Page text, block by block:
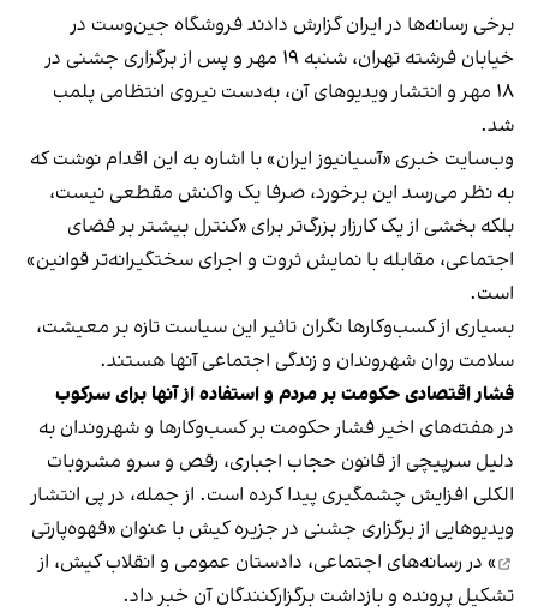
برخی رسانه‌ها در ایران گزارش دادند فروشگاه جین‌وست در
خیابان فرشته تهران، شنبه ۱۹ مهر و پس از برگزاری جشنی در
۱۸ مهر و انتشار ویدیوهای آن، به‌دست نیروی انتظامی پلمب
شد.
وب‌سایت خبری «آسیانیوز ایران» با اشاره به این اقدام نوشت که
به نظر می‌رسد این برخورد، صرفا یک واکنش مقطعی نیست،
بلکه بخشی از یک کارزار بزرگ‌تر برای «کنترل بیشتر بر فضای
اجتماعی، مقابله با نمایش ثروت و اجرای سختگیرانه‌تر قوانین»
است.
بسیاری از کسب‌وکارها نگران تاثیر این سیاست‌ تازه بر معیشت،
سلامت روان شهروندان و زندگی اجتماعی آنها هستند.
فشار اقتصادی حکومت بر مردم و استفاده از آنها برای سرکوب
در هفته‌های اخیر فشار حکومت بر کسب‌وکارها و شهروندان به
دلیل سرپیچی از قانون حجاب اجباری، رقص و سرو مشروبات
الکلی افزایش چشمگیری پیدا کرده است. از جمله، در پی انتشار
ویدیوهایی از برگزاری جشنی در جزیره کیش با عنوان «قهوه‌پارتی
» در رسانه‌های اجتماعی، دادستان عمومی و انقلاب کیش، از
تشکیل پرونده و بازداشت برگزارکنندگان آن خبر داد.